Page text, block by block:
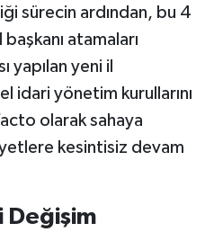
sürecin ardından, bu 4
atamaları
yapılan yeni il
idari yönetim kurullarını
olarak sahaya
kesintisiz devam
Değişim